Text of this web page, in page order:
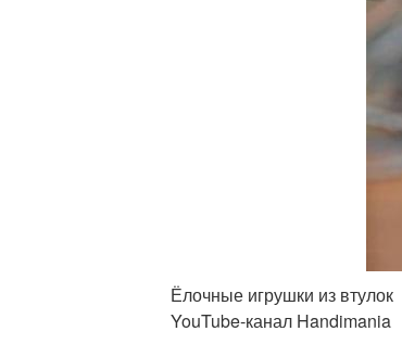
Ёлочные игрушки из втулок
YouTube‑канал Handimania